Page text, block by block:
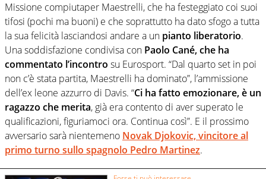
Missione compiutaper Maestrelli, che ha festeggiato coi suoi
tifosi (pochi ma buoni) e che soprattutto ha dato sfogo a tutta
la sua felicità lasciandosi andare a un pianto liberatorio.
Una soddisfazione condivisa con Paolo Cané, che ha
commentato l’incontro su Eurosport. “Dal quarto set in poi
non c’è stata partita, Maestrelli ha dominato”, l’ammissione
dell’ex leone azzurro di Davis. “Ci ha fatto emozionare, è un
ragazzo che merita, già era contento di aver superato le
qualificazioni, figuriamoci ora. Continua così”. E il prossimo
avversario sarà nientemeno Novak Djokovic, vincitore al
primo turno sullo spagnolo Pedro Martinez.